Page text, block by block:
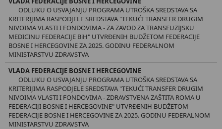
ODLUKU O USVAJANJU PROGRAMA UTROŠKA SREDSTAVA SA
KRITERIJIMA RASPODJELE SREDSTAVA "TEKUĆI TRANSFER DRUGIM
NIVOIMA VLASTI I FONDOVIMA - ZA ZAVOD ZA TRANSFUZIJSKU
MEDICINU FEDERACIJE BiH" UTVRĐENIH BUDŽETOM FEDERACIJE
BOSNE I HERCEGOVINE ZA 2025. GODINU FEDERALNOM
MINISTARSTVU ZDRAVSTVA
VLADA FEDERACIJE BOSNE I HERCEGOVINE
ODLUKU O USVAJANJU PROGRAMA UTROŠKA SREDSTAVA SA
KRITERIJIMA RASPODJELE SREDSTAVA "TEKUĆI TRANSFER DRUGIM
NIVOIMA VLASTI I FONDOVIMA - ZDRAVSTVENA ZAŠTITA ROMA U
FEDERACIJI BOSNE I HERCEGOVINE" UTVRĐENIH BUDŽETOM
FEDERACIJE BOSNE I HERCEGOVINE ZA 2025. GODINU FEDERALNOM
MINISTARSTVU ZDRAVSTVA